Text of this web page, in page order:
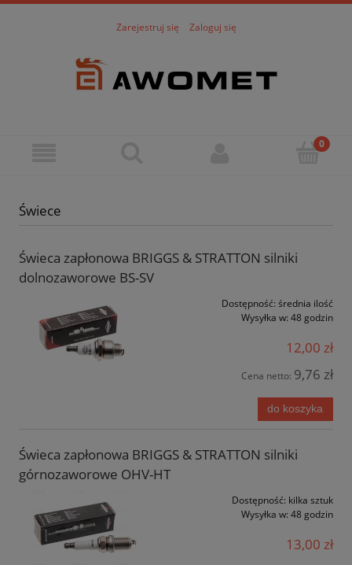
Zarejestruj się Zaloguj się
Świece
Świeca zapłonowa BRIGGS & STRATTON silniki
dolnozaworowe BS-SV
Dostępność: średnia ilość
Wysyłka w: 48 godzin
12,00 zł
Cena netto: 9,76 zł
do koszyka
Świeca zapłonowa BRIGGS & STRATTON silniki
górnozaworowe OHV-HT
Dostępność: kilka sztuk
Wysyłka w: 48 godzin
13,00 zł